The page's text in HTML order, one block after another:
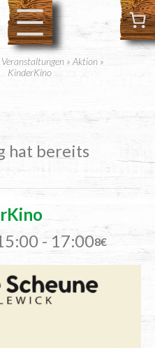
Veranstaltungen »Aktion »
KinderKino
hat bereits
-17:008€